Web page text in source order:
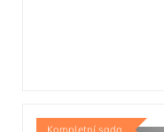
Kompletní sada